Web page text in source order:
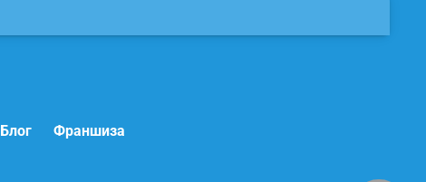
Блог Франшиза